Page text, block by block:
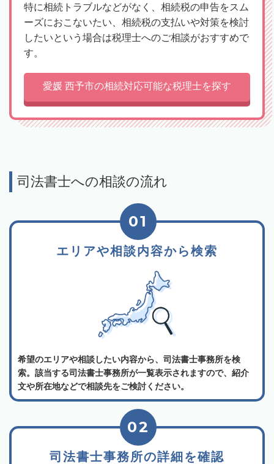
特に相続トラブルなどがなく、相続税の申告をスム
ーズにおこないたい、相続税の支払いや対策を検討
したいという場合は税理士へのご相談がおすすめで
す。
愛媛 西予市の相続対応可能な税理士を探す
司法書士への相談の流れ
エリアや相談内容から検索
01
希望のエリアや相談したい内容から、司法書士事務所を検
索。該当する司法書士事務所が一覧表示されますので、紹介
文や所在地などで相談先をご検討ください。
司法書士事務所の詳細を確認
02